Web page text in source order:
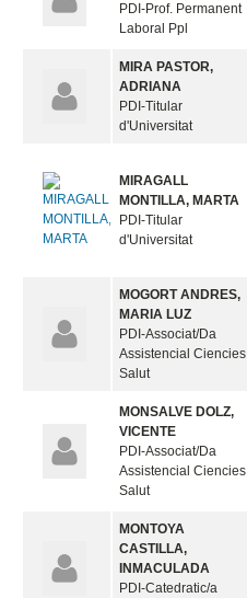
PDI-Prof. Permanent
Laboral Ppl
MIRA PASTOR,
ADRIANA
PDI-Titular
d'Universitat
MIRAGALL
MONTILLA, MARTA
PDI-Titular
d'Universitat
MOGORT ANDRES,
MARIA LUZ
PDI-Associat/Da
Assistencial Ciencies
Salut
MONSALVE DOLZ,
VICENTE
PDI-Associat/Da
Assistencial Ciencies
Salut
MONTOYA
CASTILLA,
INMACULADA
PDI-Catedratic/a